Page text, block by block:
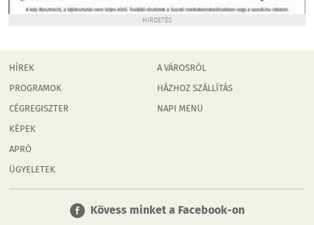
HIRDETÉS
HÍREK
PROGRAMOK
CÉGREGISZTER
KÉPEK
APRÓ
ÜGYELETEK
A VÁROSRÓL
HÁZHOZ SZÁLLÍTÁS
NAPI MENÜ
Kövess minket a Facebook-on